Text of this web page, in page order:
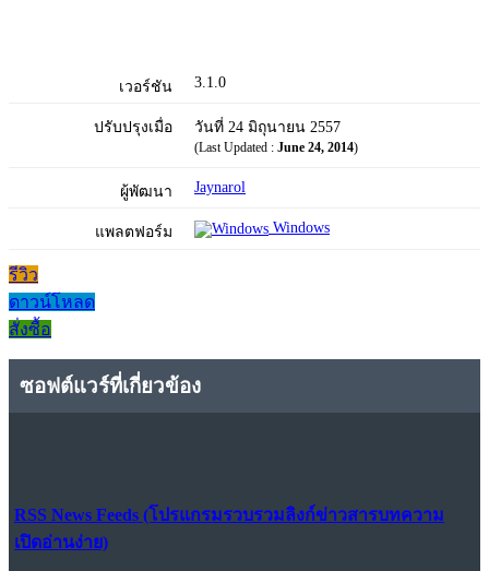
เวอร์ชัน 3.1.0
ปรับปรุงเมื่อ วันที่ 24 มิถุนายน 2557
(Last Updated : June 24, 2014)
ผู้พัฒนา Jaynarol
แพลตฟอร์ม Windows
รีวิว
ดาวน์โหลด
สั่งซื้อ
ซอฟต์แวร์ที่เกี่ยวข้อง
RSS News Feeds (โปรแกรมรวบรวมลิงก์ข่าวสารบทความ
เปิดอ่านง่าย)